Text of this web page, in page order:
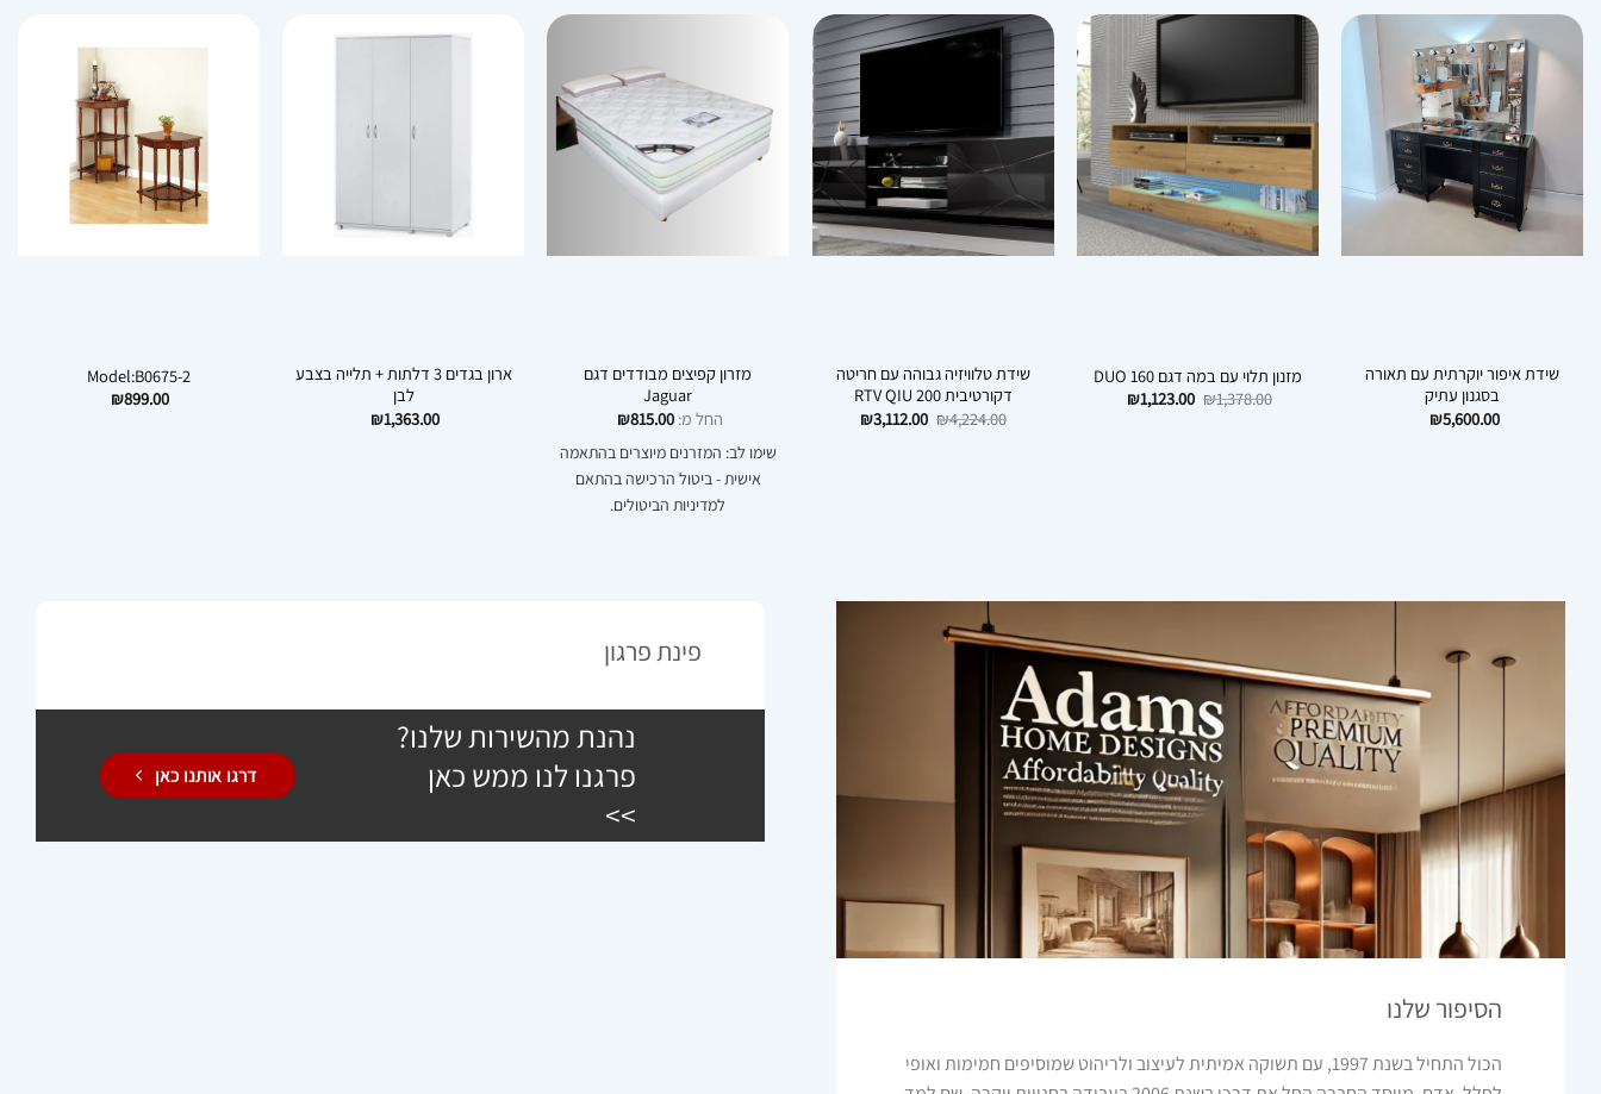
שידת איפור יוקרתית עם תאורה
בסגנון עתיק
₪5,600.00
מזנון תלוי עם במה דגם DUO 160
₪1,378.00 המחיר
המקורי
₪1,123.00
שידת טלוויזיה גבוהה עם חריטה
דקורטיבית RTV QIU 200
₪4,224.00 המחיר
המקורי
₪3,112.00
מזרון קפיצים מבודדים דגם
Jaguar
החל מ:
₪815.00
שימו לב: המזרנים מיוצרים בהתאמה
אישית - ביטול הרכישה בהתאם
למדיניות הביטולים.
ארון בגדים 3 דלתות + תלייה בצבע
לבן
₪1,363.00
Model:B0675-2
₪899.00
הסיפור שלנו
הכול התחיל בשנת 1997, עם תשוקה אמיתית לעיצוב ולריהוט שמוסיפים חמימות ואופי
פינת פרגון
נהנת מהשירות שלנו?
פרגנו לנו ממש כאן
>>
דרגו אותנו כאן